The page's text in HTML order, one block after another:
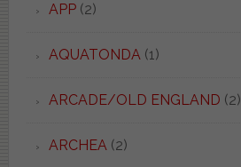
APP(2)
AQUATONDA(1)
ARCADE/OLD ENGLAND (2)
ARCHEA(2)